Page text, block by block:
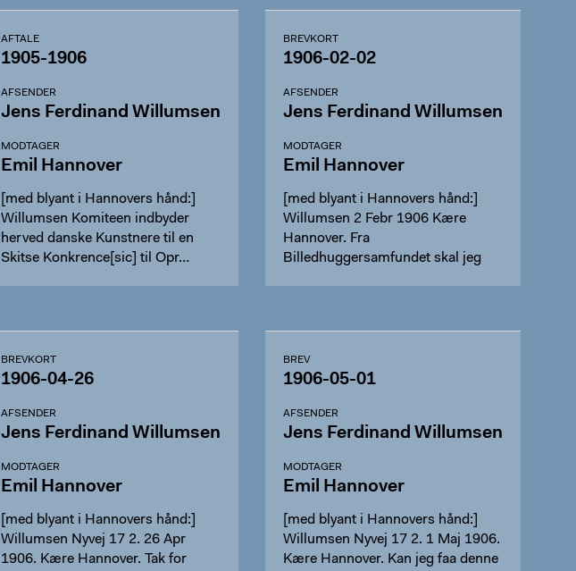
AFTALE
1905-1906
AFSENDER
Jens Ferdinand Willumsen
MODTAGER
Emil Hannover
[med blyant i Hannovers hånd:]
Willumsen Komiteen indbyder
herved danske Kunstnere til en
Skitse Konkrence[sic] til Opr…
BREVKORT
1906-02-02
AFSENDER
Jens Ferdinand Willumsen
MODTAGER
Emil Hannover
[med blyant i Hannovers hånd:]
Willumsen 2 Febr 1906 Kære
Hannover. Fra
Billedhuggersamfundet skal jeg
BREVKORT
1906-04-26
AFSENDER
Jens Ferdinand Willumsen
MODTAGER
Emil Hannover
[med blyant i Hannovers hånd:]
Willumsen Nyvej 17 2. 26 Apr
1906. Kære Hannover. Tak for
BREV
1906-05-01
AFSENDER
Jens Ferdinand Willumsen
MODTAGER
Emil Hannover
[med blyant i Hannovers hånd:]
Willumsen Nyvej 17 2. 1 Maj 1906.
Kære Hannover. Kan jeg faa denne